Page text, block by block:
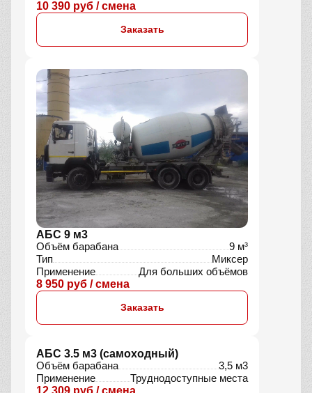
Комбинированная машина 7 м3
Объём барабана
7 м³
Тип
Миксер, Насос
Применение
Подача на высоту
10 390 руб / смена
Заказать